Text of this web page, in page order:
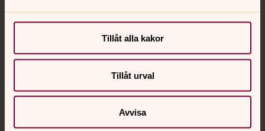
Tillåt alla kakor
Tillåt urval
Avvisa
med en präst på kvällar och nätter.
Digitalt brev